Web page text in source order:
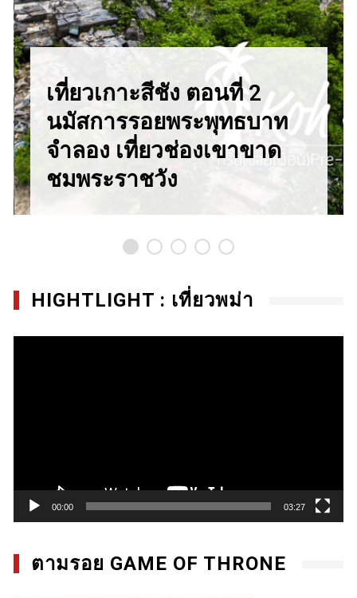
เที่ยวเกาะสีชัง ตอนที่ 2
นมัสการรอยพระพุทธบาท
จำลอง เที่ยวช่องเขาขาด
ชมพระราชวัง
HIGHTLIGHT : เที่ยวพม่า
00:00 03:27
ตามรอย GAME OF THRONE